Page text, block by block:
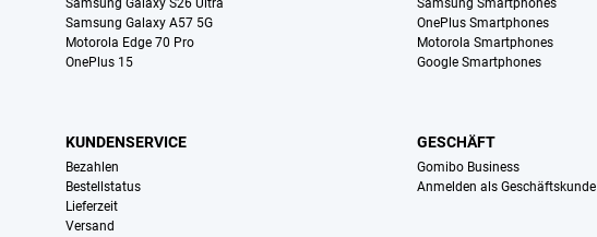
Samsung Galaxy S26 Ultra
Samsung Galaxy A57 5G
Motorola Edge 70 Pro
OnePlus 15
Samsung Smartphones
OnePlus Smartphones
Motorola Smartphones
Google Smartphones
KUNDENSERVICE
Bezahlen
Bestellstatus
Lieferzeit
Versand
GESCHÄFT
Gomibo Business
Anmelden als Geschäftskunde